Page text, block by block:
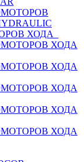
ХОДА
ХОДА
ХОДА
ХОДА
ХОДА
ХОДА